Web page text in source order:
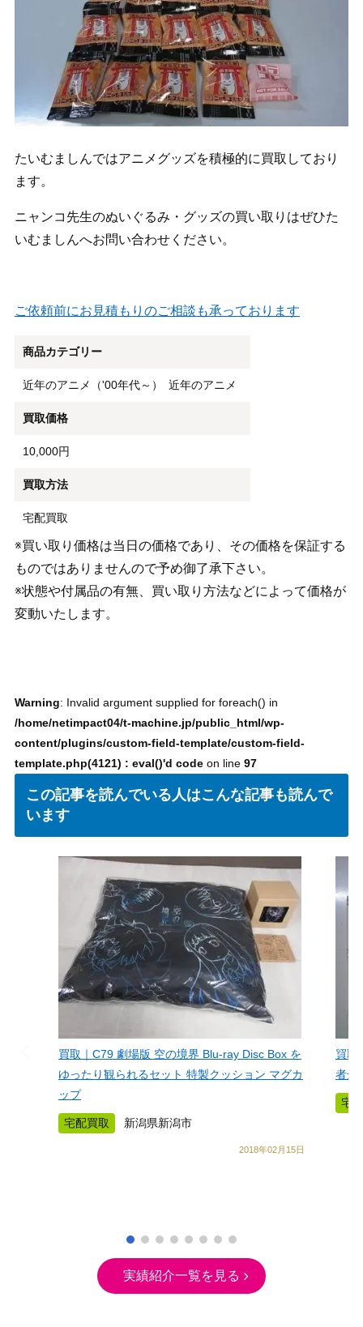
たいむましんではアニメグッズを積極的に買取しており
ます。
ニャンコ先生のぬいぐるみ・グッズの買い取りはぜひた
いむましんへお問い合わせください。
ご依頼前にお見積もりのご相談も承っております
商品カテゴリー
近年のアニメ（'00年代～） 近年のアニメ
買取価格
10,000円
買取方法
宅配買取
※買い取り価格は当日の価格であり、その価格を保証する
ものではありませんので予め御了承下さい。
※状態や付属品の有無、買い取り方法などによって価格が
変動いたします。
Warning: Invalid argument supplied for foreach() in
/home/netimpact04/t-machine.jp/public_html/wp-
content/plugins/custom-field-template/custom-field-
template.php(4121) : eval()'d codeon line 97
この記事を読んでいる人はこんな記事も読んで
います
買取｜C79 劇場版 空の境界 Blu-ray Disc Box を
ゆったり観られるセット 特製クッション マグカ
ップ
宅配買取 新潟県新潟市
2018年02月15日
買取
者全
宅
実績紹介一覧を見る